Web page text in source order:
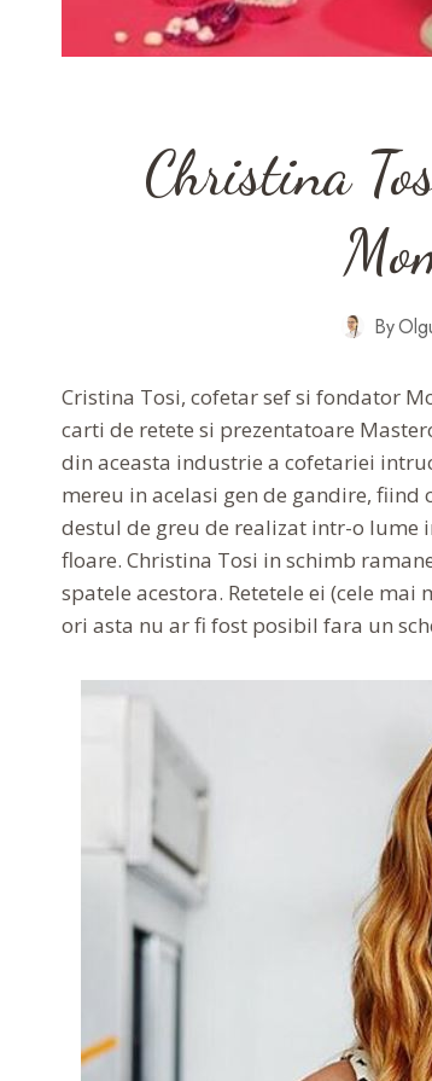
Christina
By
Cristina Tosi, cofetar sef si fondator
carti de retete si prezentatoare
din aceasta industrie a cofetariei
mereu in acelasi gen de gandire,
destul de greu de realizat intr-o lume
floare. Christina Tosi in schimb
spatele acestora. Retetele ei (cele
ori asta nu ar fi fost posibil fara un